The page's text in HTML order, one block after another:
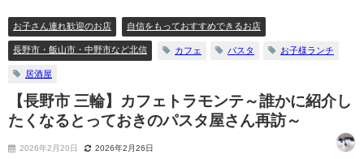
お子さん連れ歓迎のお店 自信をもっておすすめできるお店
長野市・飯山市・中野市など北信 カフェ パスタ お子様ランチ
居酒屋
【長野市 三輪】カフェトラモンテ～誰かに紹介し
たくなるとっておきのパスタ屋さん再訪～
2026年2月20日 2026年2月26日